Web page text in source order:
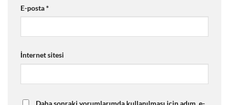
E-posta*
İnternet sitesi